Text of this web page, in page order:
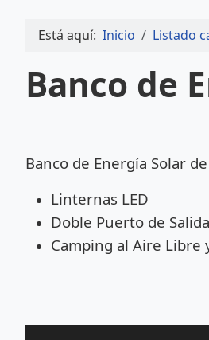
Está aquí: Inicio Listado
Banco de
Banco de Energía Solar
Linternas LED
Doble Puerto de
Camping al Aire Libre